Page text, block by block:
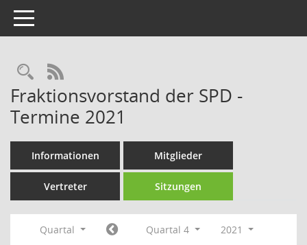
Toggle navigation
Rechercheauswahl
RSS-Feed
Fraktionsvorstand der SPD -
Termine 2021
Informationen Mitglieder
Vertreter Sitzungen
Quartal Quartal 4
2021